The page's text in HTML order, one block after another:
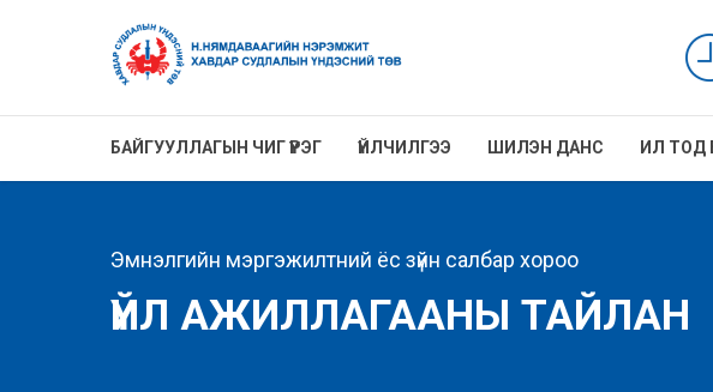
БАЙГУУЛЛАГЫН ЧИГ ҮҮРЭГ ҮЙЛЧИЛГЭЭ ШИЛЭН ДАНС ИЛ ТОД
Эмнэлгийн мэргэжилтний ёс зүйн салбар хороо
ҮЙЛ АЖИЛЛАГААНЫ ТАЙЛАН